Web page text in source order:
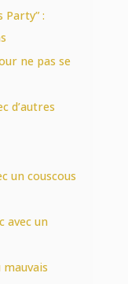
Party” :
ne pas se
d’autres
un couscous
avec un
mauvais